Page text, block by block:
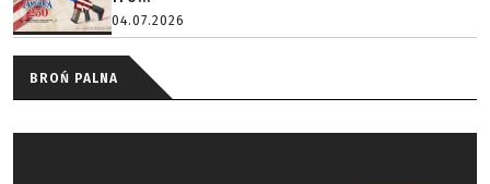
04.07.2026
BROŃ PALNA